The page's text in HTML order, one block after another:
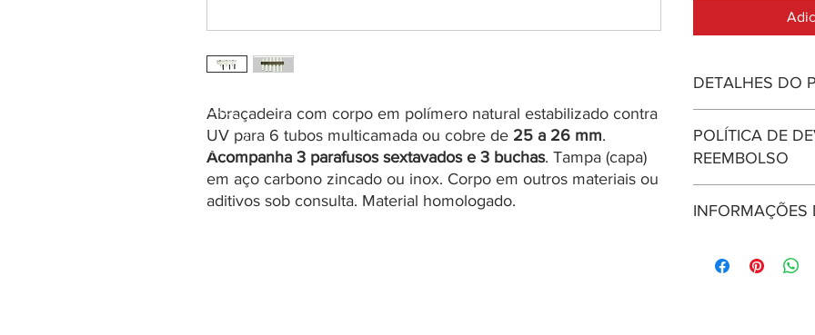
Abraçadeira com corpo em polímero natural estabilizado contra
UV para 6 tubos multicamada ou cobre de 25 a 26 mm.
Acompanha 3 parafusos sextavados e 3 buchas. Tampa (capa)
em aço carbono zincado ou inox. Corpo em outros materiais ou
aditivos sob consulta. Material homologado.
DETALHES DO
contra UV para 6
26 mm.Acompanha
homologado.
POLÍTICA DE
REEMBOLSO
que fazer caso
com segurança.
INFORMAÇÕES
seus métodos de